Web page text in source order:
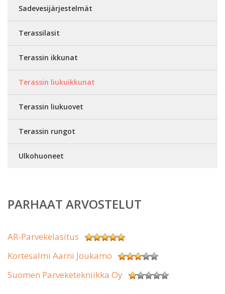
Sadevesijärjestelmät
Terassilasit
Terassin ikkunat
Terassin liukuikkunat
Terassin liukuovet
Terassin rungot
Ulkohuoneet
PARHAAT ARVOSTELUT
AR-Parvekelasitus
Kortesalmi Aarni Joukamo
Suomen Parveketekniikka Oy